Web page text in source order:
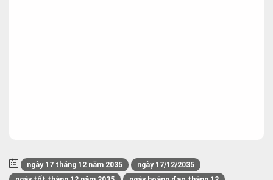
ngày 17 tháng 12 năm 2035
ngày 17/12/2035